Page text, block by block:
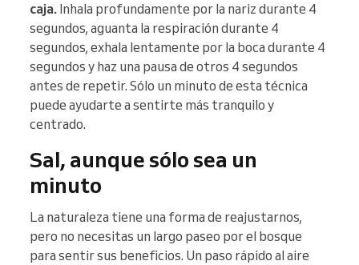
caja. Inhala profundamente por la nariz durante 4
segundos, aguanta la respiración durante 4
segundos, exhala lentamente por la boca durante 4
segundos y haz una pausa de otros 4 segundos
antes de repetir. Sólo un minuto de esta técnica
puede ayudarte a sentirte más tranquilo y
centrado.
Sal, aunque sólo sea un
minuto
La naturaleza tiene una forma de reajustarnos,
pero no necesitas un largo paseo por el bosque
para sentir sus beneficios. Un paso rápido al aire